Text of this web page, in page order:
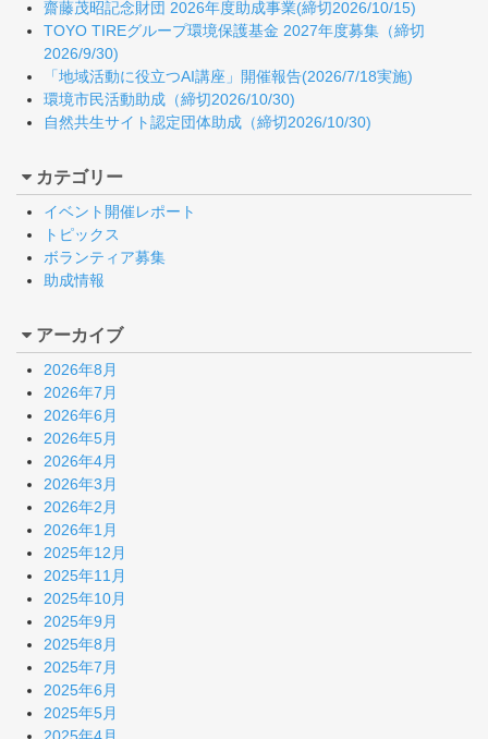
齋藤茂昭記念財団 2026年度助成事業(締切2026/10/15)
TOYO TIREグループ環境保護基金 2027年度募集（締切
2026/9/30)
「地域活動に役立つAI講座」開催報告(2026/7/18実施)
環境市民活動助成（締切2026/10/30)
自然共生サイト認定団体助成（締切2026/10/30)
カテゴリー
イベント開催レポート
トピックス
ボランティア募集
助成情報
アーカイブ
2026年8月
2026年7月
2026年6月
2026年5月
2026年4月
2026年3月
2026年2月
2026年1月
2025年12月
2025年11月
2025年10月
2025年9月
2025年8月
2025年7月
2025年6月
2025年5月